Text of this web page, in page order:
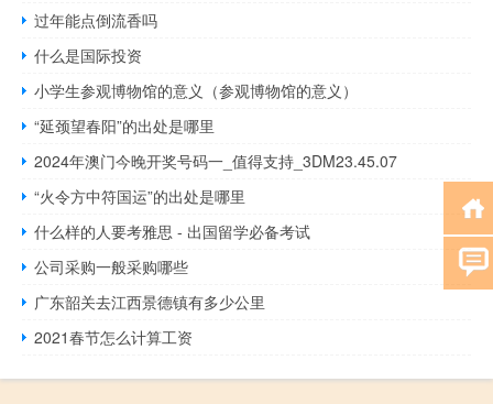
过年能点倒流香吗
什么是国际投资
小学生参观博物馆的意义（参观博物馆的意义）
“延颈望春阳”的出处是哪里
2024年澳门今晚开奖号码一_值得支持_3DM23.45.07
“火令方中符国运”的出处是哪里
什么样的人要考雅思 - 出国留学必备考试
公司采购一般采购哪些
广东韶关去江西景德镇有多少公里
2021春节怎么计算工资